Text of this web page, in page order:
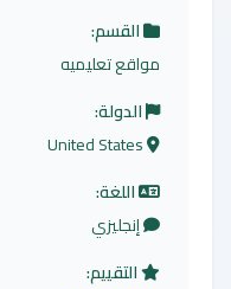
القسم:
مواقع تعليميه
الدولة:
اللغة:
إنجليزي
التقييم: